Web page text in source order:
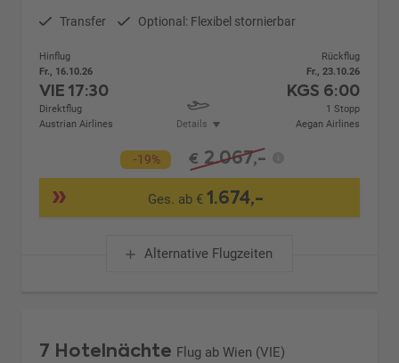
Transfer Optional: Flexibel stornierbar
Hinflug
Fr., 16.10.26
VIE17:30
Direktflug
Austrian Airlines
Details
Rückflug
Fr., 23.10.26
KGS 6:00
1 Stopp
Aegan Airlines
-19% € 2.067,-
Ges. ab € 1.674,-
Alternative Flugzeiten
7 Hotelnächte Flug ab Wien (VIE)